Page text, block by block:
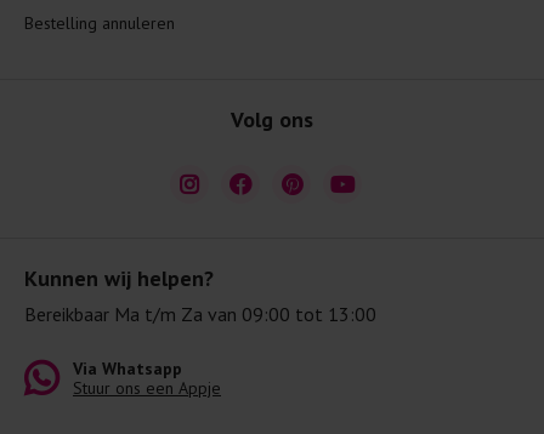
Kunnen wij helpen?
Bereikbaar Ma t/m Za van 09:00 tot 13:00
Via Whatsapp
Stuur ons een Appje
Bestelling annuleren
Volg ons